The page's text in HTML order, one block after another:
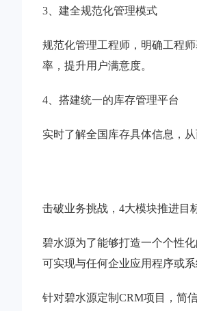
3、建全规范化管理模式
规范化管理工程师，明确工程
率，提升用户满意度。
4、搭建统一的库存管理平台
实时了解全国库存具体信息，
击破业务挑战，4大模块推进目
碧水源为了能够打造一个个性
可实现与任何企业应用程序或系
针对碧水源定制CRM项目，简